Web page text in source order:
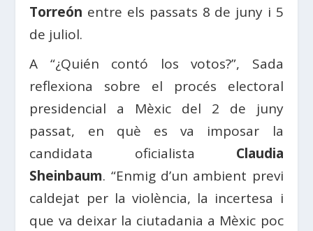
Torreón entre els passats 8 de juny i 5
de juliol.
A “¿Quién contó los votos?”, Sada
reflexiona sobre el procés electoral
presidencial a Mèxic del 2 de juny
passat, en què es va imposar la
candidata oficialista Claudia
Sheinbaum. “Enmig d’un ambient previ
caldejat per la violència, la incertesa i
que va deixar la ciutadania a Mèxic poc